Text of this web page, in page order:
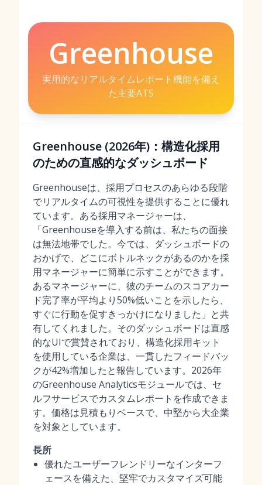
Greenhouse
実用的なリアルタイムレポート機能を備え
た主要ATS
Greenhouse (2026年)：構造化採用
のための直感的なダッシュボード
Greenhouseは、採用プロセスのあらゆる段階
でリアルタイムの可視性を提供することに優れ
ています。ある採用マネージャーは、
「Greenhouseを導入する前は、私たちの面接
は無法地帯でした。今では、ダッシュボードの
おかげで、どこにボトルネックがあるのかを採
用マネージャーに簡単に示すことができます。
あるマネージャーに、彼のチームのスコアカー
ド完了率が平均より50%低いことを示したら、
すぐに行動を促すきっかけになりました」と共
有してくれました。そのダッシュボードは直感
的なUIで賞賛されており、構造化採用キット
を使用している企業は、一貫したフィードバッ
クが42%増加したと報告しています。2026年
のGreenhouse Analyticsモジュールでは、セ
ルフサービスでカスタムレポートを作成できま
す。価格は見積もりベースで、中堅から大企業
を対象としています。
長所
優れたユーザーフレンドリーなインターフ
ェースを備えた、堅牢でカスタマイズ可能